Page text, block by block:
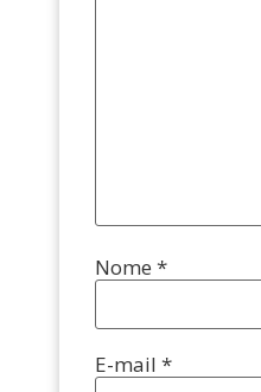
Nome *
E-mail *